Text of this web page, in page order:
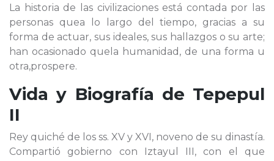
La historia de las civilizaciones está contada por las
personas quea lo largo del tiempo, gracias a su
forma de actuar, sus ideales, sus hallazgos o su arte;
han ocasionado quela humanidad, de una forma u
otra,prospere.
Vida y Biografía de Tepepul
II
Rey quiché de los ss. XV y XVI, noveno de su dinastía.
Compartió gobierno con Iztayul III, con el que